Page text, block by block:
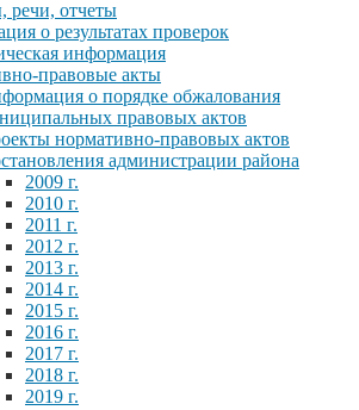
речи, отчеты
о результатах проверок
информация
правовые акты
о порядке обжалования
правовых актов
нормативно-правовых актов
администрации района
2009 г.
2010 г.
2011 г.
2012 г.
2013 г.
2014 г.
2015 г.
2016 г.
2017 г.
2018 г.
2019 г.